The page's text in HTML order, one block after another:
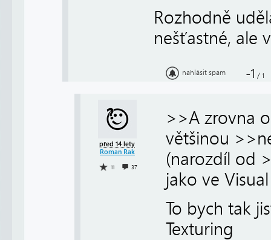
Rozhodně
nešťastné, ale
nahlásit spam -1 / 1
před 14 lety
Roman Rak
11 37
>>A zrovna
většinou
(narozdíl od
jako ve
To bych tak
Texturing